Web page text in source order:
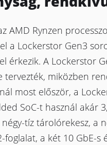
AMD Rynzen
a Lockerstor Gen3
érkezik. A Lockerstor
tervezték, miközben
nál most először, a
SoC-t használ akár
tíz tárolórekesz, a
foglalat, a két 10 GbE-s